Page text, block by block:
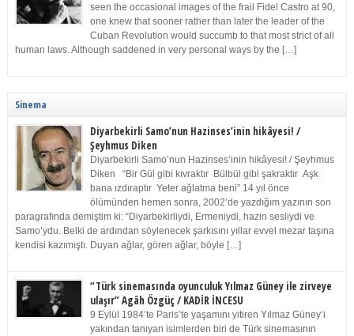
seen the occasional images of the frail Fidel Castro at 90,
one knew that sooner rather than later the leader of the
Cuban Revolution would succumb to that most strict of all
human laws. Although saddened in very personal ways by the […]
Sinema
Diyarbekirli Samo’nun Hazinses’inin hikâyesi! /
Şeyhmus Diken
Diyarbekirli Samo’nun Hazinses’inin hikâyesi! / Şeyhmus
Diken “Bir Gül gibi kıvraktır Bülbül gibi şakraktır Aşk
bana ızdıraptır Yeter ağlatma beni” 14 yıl önce
ölümünden hemen sonra, 2002’de yazdığım yazının son
paragrafında demiştim ki: “Diyarbekirliydi, Ermeniydi, hazin sesliydi ve
Samo’ydu. Belki de ardından söylenecek şarkısını yıllar evvel mezar taşına
kendisi kazımıştı. Duyan ağlar, gören ağlar, böyle […]
“Türk sinemasında oyunculuk Yılmaz Güney ile zirveye
ulaşır” Agâh Özgüç / KADİR İNCESU
9 Eylül 1984’te Paris’te yaşamını yitiren Yılmaz Güney’i
yakından tanıyan isimlerden biri de Türk sinemasının